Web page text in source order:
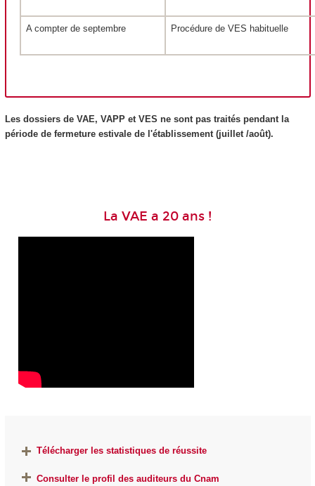
A compter de septembre Procédure de VES habituelle
Les dossiers de VAE, VAPPet VES ne sont pas traités pendant la
période de fermeture estivale de l'établissement (juillet /août).
La VAE a 20 ans !
Télécharger les statistiques de réussite
Consulter le profil des auditeurs du Cnam